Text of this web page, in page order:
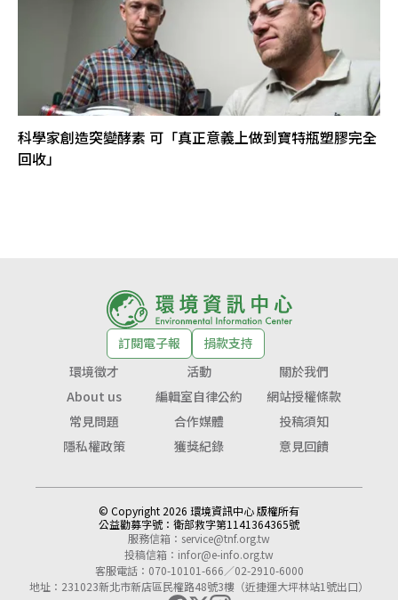
科學家創造突變酵素 可「真正意義上做到寶特瓶塑膠完全
回收」
訂閱電子報
捐款支持
環境徵才
活動
關於我們
About us
編輯室自律公約
網站授權條款
常見問題
合作媒體
投稿須知
隱私權政策
獲獎紀錄 意見回饋
© Copyright 2026 環境資訊中心 版權所有
公益勸募字號： 衛部救字第1141364365號
服務信箱： service@tnf.org.tw
投稿信箱： infor@e-info.org.tw
客服電話：070-10101-666／02-2910-6000
地址：231023新北市新店區民權路48號3樓（近捷運大坪林站1號出口）